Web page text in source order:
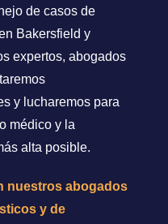
de casos de
Bakersfield y
expertos, abogados
y lucharemos para
médico y la
alta posible.
nuestros abogados
y de